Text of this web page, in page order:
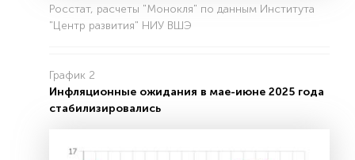
Росстат, расчеты "Монокля" по данным Института
"Центр развития" НИУ ВШЭ
График 2
Инфляционные ожидания в мае-июне 2025 года
стабилизировались